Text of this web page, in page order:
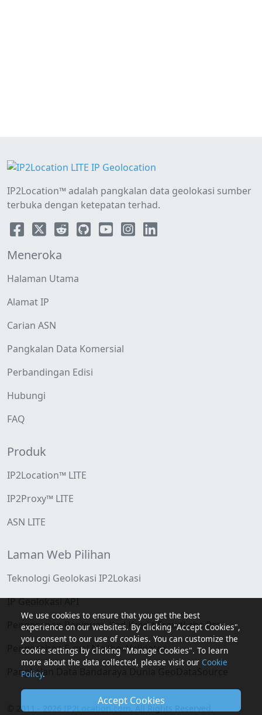
IP2Location™ adalah pangkalan data geolokasi sumber
terbuka dengan ketepatan terhad.
Meneroka
Halaman Utama
Alamat IP
Carian ASN
Pangkalan Data Komersial
Perbandingan Edisi
Hubungi
FAQ
Produk
IP2Location™ LITE
IP2Proxy™ LITE
ASN LITE
Laman Web Pilihan
Teknologi Geolokasi IP2Lokasi
IP Geolokasi API
Pengesanan Penipuan Kad Kredit FraudLabs Pro
Pengesahan E-mel MailboxValidator
Pangkalan Data Bandaraya Dunia GeoDataSource
© 2011 - 2026 IP2Location.com
We use cookies to ensure that you get the best
experience on our websites. By clicking "Accept Cookies",
you consent to our use of cookies. You can customize the
cookie settings by clicking "Manage Cookies". To learn
more about the data collected, please visit our Cookie
Policy.
Accept Cookies